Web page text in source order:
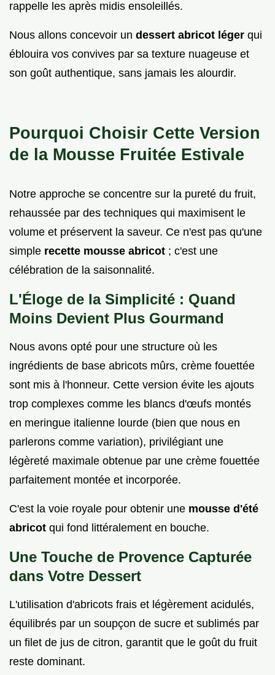
rappelle les après midis ensoleillés.
Nous allons concevoir un dessert abricot léger qui
éblouira vos convives par sa texture nuageuse et
son goût authentique, sans jamais les alourdir.
Pourquoi Choisir Cette Version
de la Mousse Fruitée Estivale
Notre approche se concentre sur la pureté du fruit,
rehaussée par des techniques qui maximisent le
volume et préservent la saveur. Ce n'est pas qu'une
simple recette mousse abricot ; c'est une
célébration de la saisonnalité.
L'Éloge de la Simplicité : Quand
Moins Devient Plus Gourmand
Nous avons opté pour une structure où les
ingrédients de base abricots mûrs, crème fouettée
sont mis à l'honneur. Cette version évite les ajouts
trop complexes comme les blancs d'œufs montés
en meringue italienne lourde (bien que nous en
parlerons comme variation), privilégiant une
légèreté maximale obtenue par une crème fouettée
parfaitement montée et incorporée.
C'est la voie royale pour obtenir une mousse d'été
abricot qui fond littéralement en bouche.
Une Touche de Provence Capturée
dans Votre Dessert
L'utilisation d'abricots frais et légèrement acidulés,
équilibrés par un soupçon de sucre et sublimés par
un filet de jus de citron, garantit que le goût du fruit
reste dominant.